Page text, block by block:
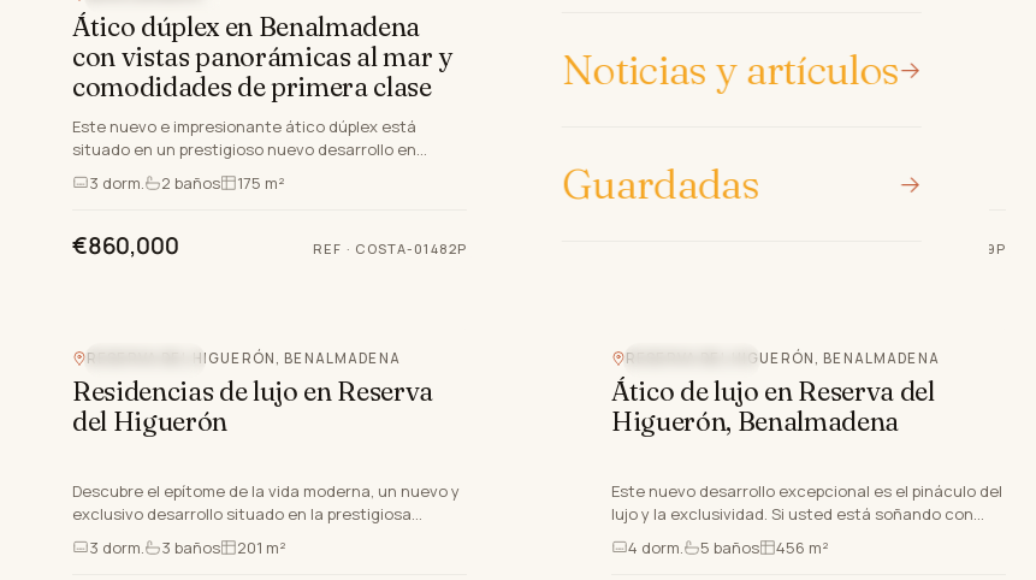
Noticias y artículos
Guardadas
Ático dúplex en Benalmadena
con vistas panorámicas al mar y
comodidades de primera clase
Este nuevo e impresionante ático dúplex está
situado en un prestigioso nuevo desarrollo en
Benalmadena, Málaga, a lo largo de la codiciada
Costa Del Sol. Situa…
3 dorm. 2 baños 175 m²
€860,000 REF · COSTA-01482P
Benalmadena
estilo de vida excepcional caracterizado por la
calidad y comod…
3 dorm. 3baños
COSTA-00339P
RESERVA DEL HIGUERÓN, BENALMADENA
Residencias de lujo en Reserva
del Higuerón
Descubre el epítome de la vida moderna, un nuevo y
exclusivo desarrollo situado en la prestigiosa
Reserva del Higuerón en Benalmadena, Málaga.
Ubicado en la Co…
3 dorm. 3 baños 201 m²
RESERVA DEL HIGUERÓN, BENALMADENA
Ático de lujo en Reserva del
Higuerón, Benalmadena
Este nuevo desarrollo excepcional es el pináculo del
lujo y la exclusividad. Si usted está soñando con
flotar en el Mediterráneo mientras disfruta de la
puesta…
4 dorm. 5 baños 456 m²